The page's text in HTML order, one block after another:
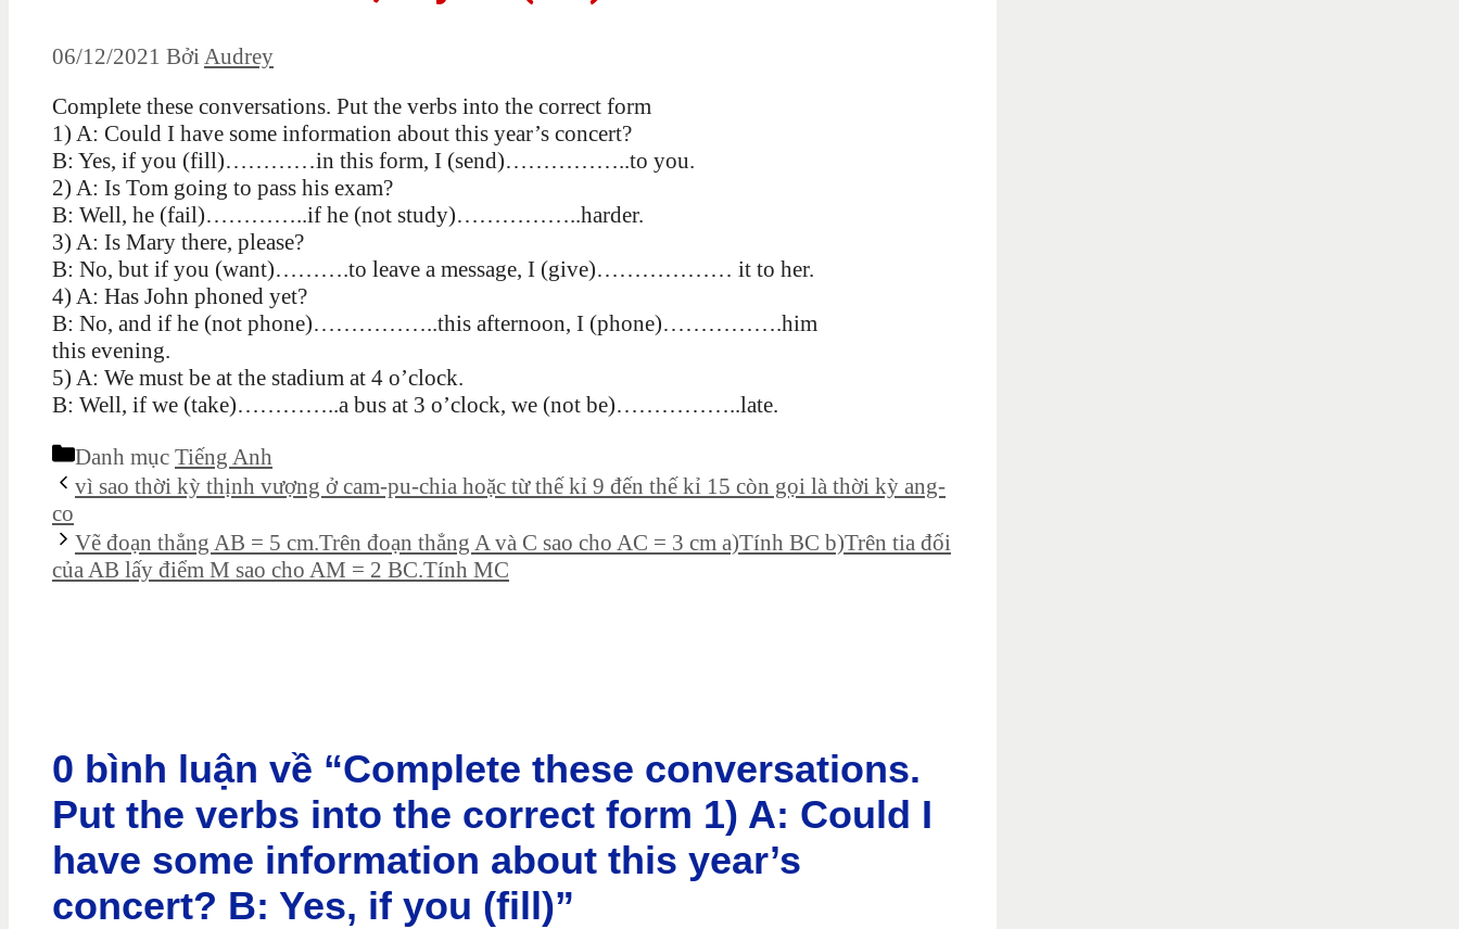
06/12/2021 Bởi Audrey
Complete these conversations. Put the verbs into the correct form
1) A: Could I have some information about this year’s concert?
B: Yes, if you (fill)…………in this form, I (send)……………..to you.
2) A: Is Tom going to pass his exam?
B: Well, he (fail)…………..if he (not study)……………..harder.
3) A: Is Mary there, please?
B: No, but if you (want)……….to leave a message, I (give)……………… it to her.
4) A: Has John phoned yet?
B: No, and if he (not phone)……………..this afternoon, I (phone)…………….him
this evening.
5) A: We must be at the stadium at 4 o’clock.
B: Well, if we (take)…………..a bus at 3 o’clock, we (not be)……………..late.
Danh mục Tiếng Anh
vì sao thời kỳ thịnh vượng ở cam-pu-chia hoặc từ thế kỉ 9 đến thế kỉ 15 còn gọi là thời kỳ ang-
co
Vẽ đoạn thẳng AB = 5 cm.Trên đoạn thẳng A và C sao cho AC = 3 cm a)Tính BC b)Trên tia đối
của AB lấy điểm M sao cho AM = 2 BC.Tính MC
0 bình luận về “Complete these conversations.
Put the verbs into the correct form 1) A: Could I
have some information about this year’s
concert? B: Yes, if you (fill)”